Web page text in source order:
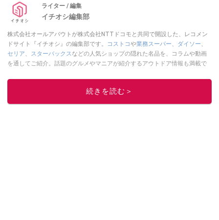
ライター / 編集
イチオシ編集部
株式会社オールアバウトが株式会社NTTドコモと共同で開設した、レコメン
ドサイト『イチオシ』の編集部です。
コストコや業務スーパー、 ダイソー、
セリア、 スターバックスなどの人気ショップの隠れた名品を、コラムや動画
を通してご紹介。話題のグルメやマニアが紹介するアウトドア情報も満載で
レビューしています。毎日トレンド情報をお届けしているので、ぜひ
してください！続きを読む＞